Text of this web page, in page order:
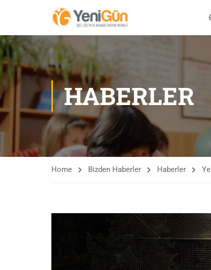
HABERLER
Home Bizden Haberler Haberler